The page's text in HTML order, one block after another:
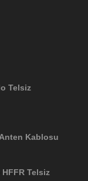
Telsiz
Kablosu
Telsiz